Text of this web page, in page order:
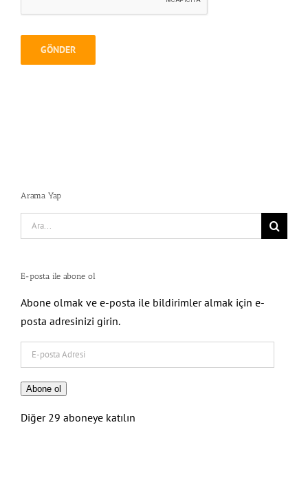
Arama Yap
Search
for:
E-posta ile abone ol
Abone olmak ve e-posta ile bildirimler almak için e-
posta adresinizi girin.
posta
Adresi
Abone ol
Diğer 29 aboneye katılın